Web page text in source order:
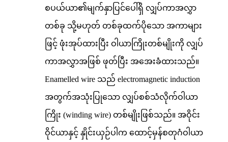
စပယ်ယာ၏မျက်နှာပြင်ပေါ်ရှိ လျှပ်ကာအလွှာ
တစ်ခု သို့မဟုတ် တစ်ခုထက်ပိုသော အကာများ
ဖြင့် ဖုံးအုပ်ထားပြီး ဝါယာကြိုးတစ်မျိုးကို လျှပ်
ကာအလွှာအဖြစ် ဖုတ်ပြီး အအေးခံထားသည်။
Enamelled wire သည် electromagnetic induction
အတွက်အသုံးပြုသော လျှပ်စစ်သံလိုက်ဝါယာ
ကြိုး (winding wire) တစ်မျိုးဖြစ်သည်။ အဝိုင်း
ဝိုင်ယာနှင့် နှိုင်းယှဉ်ပါက ထောင့်မှန်စတုဂံဝါယာ